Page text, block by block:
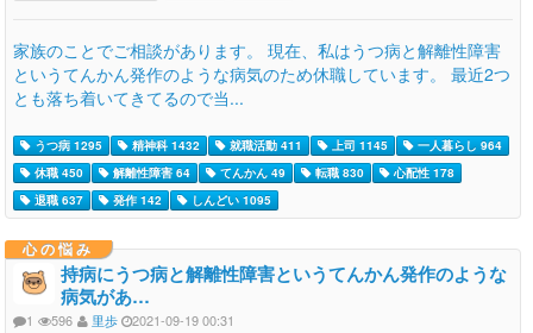
家族のことでご相談があります。 現在、私はうつ病と解離性障害
というてんかん発作のような病気のため休職しています。 最近2つ
とも落ち着いてきてるので当...
うつ病 1295 精神科 1432 就職活動 411 上司 1145
一人暮らし 964
休職 450
解離性障害 64 てんかん 49 転職 830
心配性 178
退職 637
発作 142 しんどい 1095
心の悩み
持病にうつ病と解離性障害というてんかん発作のような
病気があ…
1 596 里歩 2021-09-19 00:31